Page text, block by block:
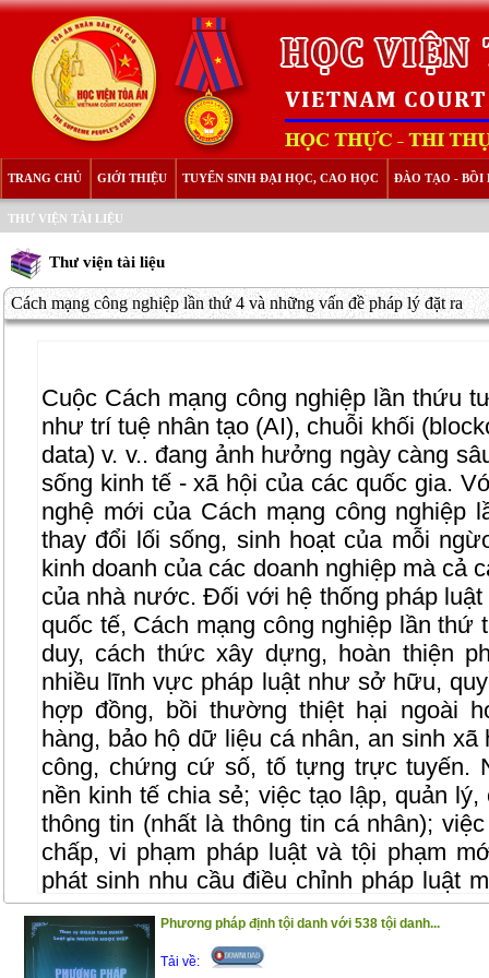
TRANG CHỦ GIỚI THIỆU TUYỂN SINH ĐẠI HỌC, CAO HỌC ĐÀO TẠO - BỒI
THƯ VIỆN TÀI LIỆU
Thư viện tài liệu
Cách mạng công nghiệp lần thứ 4 và những vấn đề pháp lý đặt ra
Cuộc Cách mạng công nghiệp lần thứu
như trí tuệ nhân tạo (AI), chuỗi khối
data) v. v.. đang ảnh hưởng ngày càng
sống kinh tế - xã hội của các quốc gia.
nghệ mới của Cách mạng công nghiệp
thay đổi lối sống, sinh hoạt của mỗi
kinh doanh của các doanh nghiệp mà cả
của nhà nước. Đối với hệ thống pháp
quốc tế, Cách mạng công nghiệp lần
duy, cách thức xây dựng, hoàn thiện
nhiều lĩnh vực pháp luật như sở hữu,
hợp đồng, bồi thường thiệt hại ngoài
hàng, bảo hộ dữ liệu cá nhân, an sinh xã
công, chứng cứ số, tố tựng trực tuyến.
nền kinh tế chia sẻ; việc tạo lập, quản
thông tin (nhất là thông tin cá nhân);
chấp, vi phạm pháp luật và tội phạm
phát sinh nhu cầu điều chỉnh pháp luật
truyền thống chưa dự liệu hết.Việc ứng
cũng tạo điều kiện thuận lợi đẩy nahnh
phủ điện tử và chính phủ số, xây dựng
Phương pháp định tội danh với 538 tội danh...
Tải về: